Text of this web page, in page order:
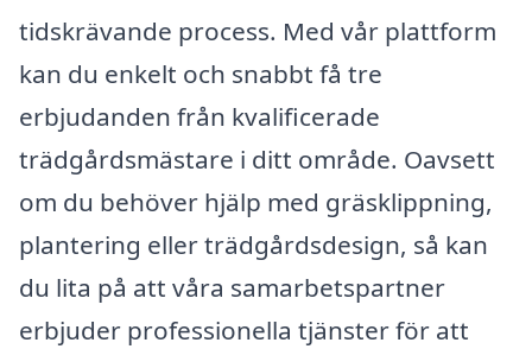
tidskrävande process. Med vår plattform
kan du enkelt och snabbt få tre
erbjudanden från kvalificerade
trädgårdsmästare i ditt område. Oavsett
om du behöver hjälp med gräsklippning,
plantering eller trädgårdsdesign, så kan
du lita på att våra samarbetspartner
erbjuder professionella tjänster för att